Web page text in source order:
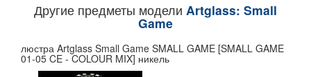
Другие предметы модели Artglass: Small
Game
люстра Artglass Small Game SMALL GAME [SMALL GAME
01-05 CE - COLOUR MIX] никель